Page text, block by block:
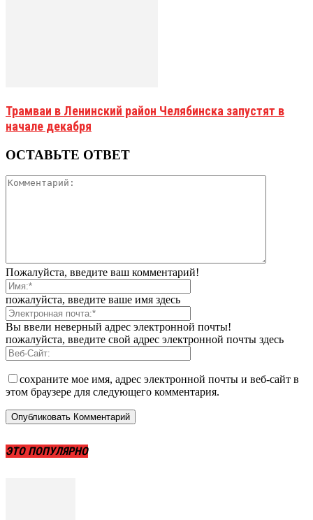
Трамваи в Ленинский район Челябинска запустят в
начале декабря
ОСТАВЬТЕ ОТВЕТ
Пожалуйста, введите ваш комментарий!
пожалуйста, введите ваше имя здесь
Вы ввели неверный адрес электронной почты!
пожалуйста, введите свой адрес электронной почты здесь
сохраните мое имя, адрес электронной почты и веб-сайт в
этом браузере для следующего комментария.
ЭТО ПОПУЛЯРНО